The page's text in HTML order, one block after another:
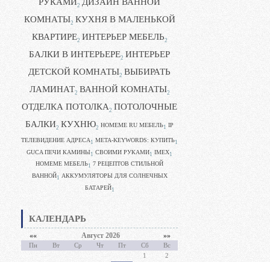
РУКАМИ2 ДИЗАЙН ВАННОЙ
КОМНАТЫ2 КУХНЯ В МАЛЕНЬКОЙ
КВАРТИРЕ2 ИНТЕРЬЕР МЕБЕЛЬ2
БАЛКИ В ИНТЕРЬЕРЕ2 ИНТЕРЬЕР
ДЕТСКОЙ КОМНАТЫ2 ВЫБИРАТЬ
ЛАМИНАТ2 ВАННОЙ КОМНАТЫ2
ОТДЕЛКА ПОТОЛКА2 ПОТОЛОЧНЫЕ
БАЛКИ2 КУХНЮ2 HOMEME RU МЕБЕЛЬ1 IP
ТЕЛЕВИДЕНИЕ АДРЕСА 1 META-KEYWORDS: КУПИТЬ1
GUCA ПЕЧИ КАМИНЫ1 CВОИМИ РУКАМИ1 IMEX1
HOMEME МЕБЕЛЬ1 7 РЕЦЕПТОВ СТИЛЬНОЙ
ВАННОЙ1 АККУМУЛЯТОРЫ ДЛЯ СОЛНЕЧНЫХ
БАТАРЕЙ1
КАЛЕНДАРЬ
«« Август 2026 »»
Пн Вт Ср Чт Пт Сб
Вс
1
2